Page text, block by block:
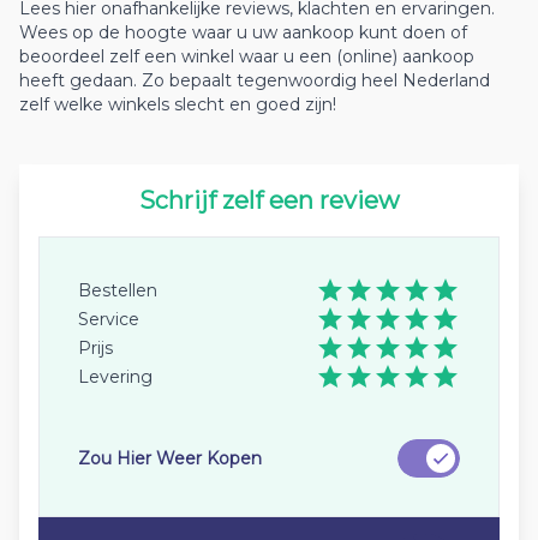
Lees hier onafhankelijke reviews, klachten en ervaringen.
Wees op de hoogte waar u uw aankoop kunt doen of
beoordeel zelf een winkel waar u een (online) aankoop
heeft gedaan. Zo bepaalt tegenwoordig heel Nederland
zelf welke winkels slecht en goed zijn!
Schrijf zelf een review
Bestellen
Service
Prijs
Levering
Zou Hier Weer Kopen